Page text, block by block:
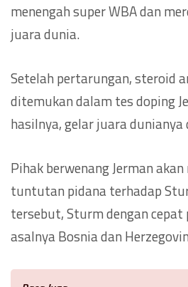
menengah super WBA dan
juara dunia.
Setelah pertarungan, steroid
ditemukan dalam tes doping
hasilnya, gelar juara
Pihak berwenang Jerman
tuntutan pidana terhadap
tersebut, Sturm dengan cepat
asalnya Bosnia dan